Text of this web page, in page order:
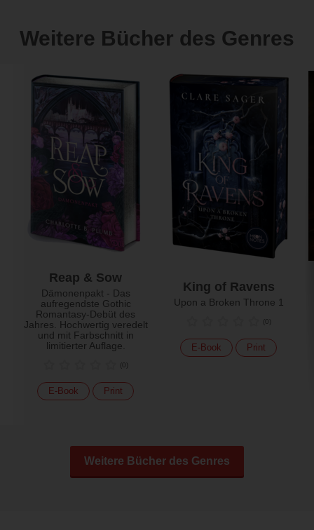
Weitere Bücher des Genres
Reap & Sow
Dämonenpakt - Das
aufregendste Gothic
Romantasy-Debüt des
Jahres. Hochwertig veredelt
und mit Farbschnitt in
limitierter Auflage.
(0)
E-Book Print
King of Ravens
Upon a Broken Throne 1
(0)
E-Book Print
Weitere Bücher des Genres